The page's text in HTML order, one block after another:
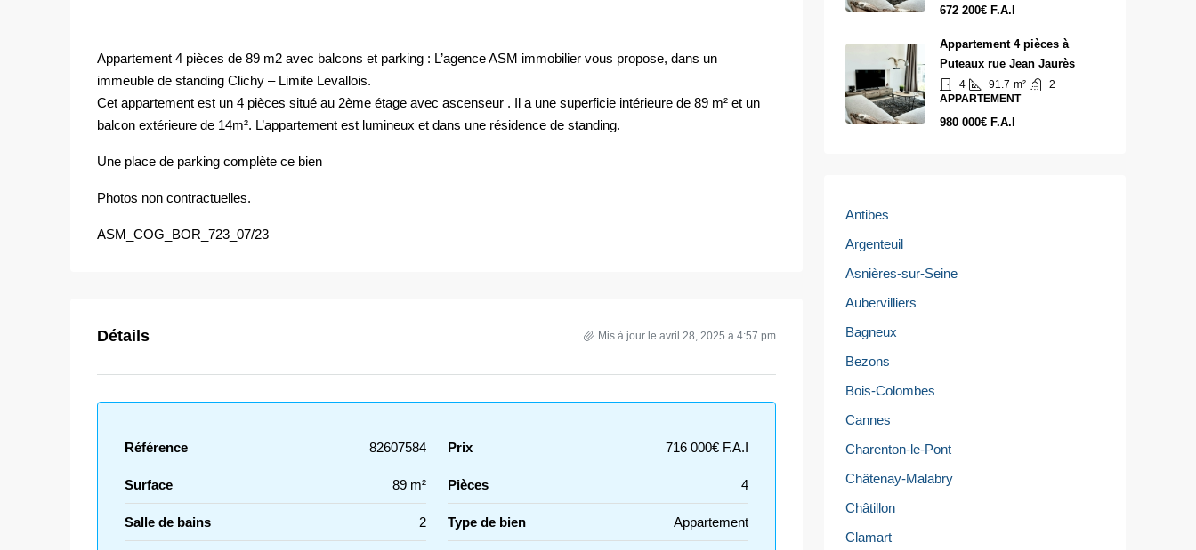
Appartement 4 pièces de 89 m2 avec balcons et parking : L’agence ASM immobilier vous propose, dans un
immeuble de standing Clichy – Limite Levallois.
Cet appartement est un 4 pièces situé au 2ème étage avec ascenseur . Il a une superficie intérieure de 89 m² et un
balcon extérieure de 14m². L’appartement est lumineux et dans une résidence de standing.
Une place de parking complète ce bien
Photos non contractuelles.
ASM_COG_BOR_723_07/23
Détails Mis à jour le avril 28, 2025 à 4:57 pm
Référence 82607584 Prix 716 000€ F.A.I
Surface 89 m² Pièces 4
Salle de bains 2 Type de bien Appartement
672 200€ F.A.I
Appartement 4 pièces à
Puteaux rue Jean Jaurès
4 91.7 m²
2
APPARTEMENT
980 000€ F.A.I
Antibes
Argenteuil
Asnières-sur-Seine
Aubervilliers
Bagneux
Bezons
Bois-Colombes
Cannes
Charenton-le-Pont
Châtenay-Malabry
Châtillon
Clamart